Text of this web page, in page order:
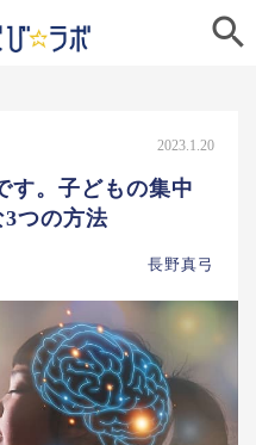

2023.1.20
す。子どもの集中
つの方法
長野真弓